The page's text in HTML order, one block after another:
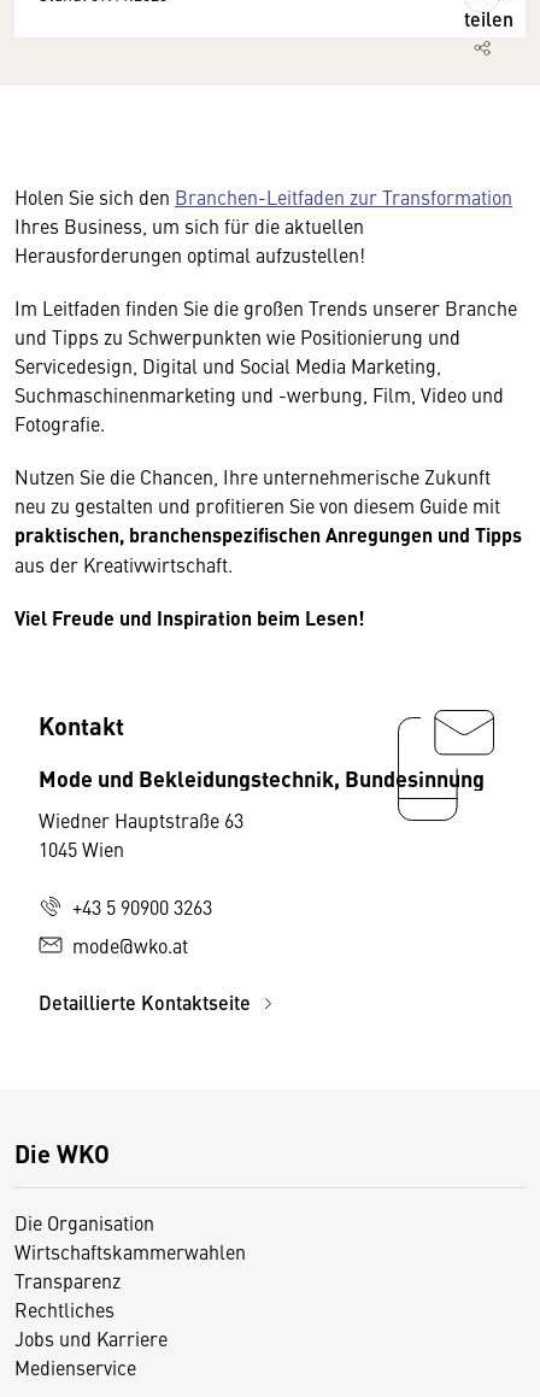
teilen
Holen Sie sich den Branchen-Leitfaden zur Transformation
Ihres Business, um sich für die aktuellen
Herausforderungen optimal aufzustellen!
Im Leitfaden finden Sie die großen Trends unserer Branche
und Tipps zu Schwerpunkten wie Positionierung und
Servicedesign, Digital und Social Media Marketing,
Suchmaschinenmarketing und -werbung, Film, Video und
Fotografie.
Nutzen Sie die Chancen, Ihre unternehmerische Zukunft
neu zu gestalten und profitieren Sie von diesem Guide mit
praktischen, branchenspezifischen Anregungen und Tipps
aus der Kreativwirtschaft.
Viel Freude und Inspiration beim Lesen!
Kontakt
Mode und Bekleidungstechnik, Bundesinnung
Wiedner Hauptstraße 63
1045 Wien
+43 5 90900 3263
mode@wko.at
Detaillierte Kontaktseite
Die WKO
Die Organisation
Wirtschaftskammerwahlen
Transparenz
Rechtliches
Jobs und Karriere
Medienservice